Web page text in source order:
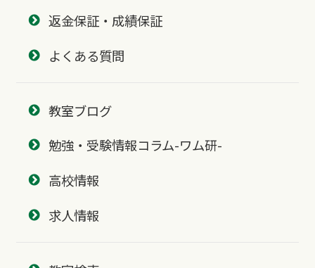
返金保証・成績保証
よくある質問
教室ブログ
勉強・受験情報コラム-ワム研-
高校情報
求人情報